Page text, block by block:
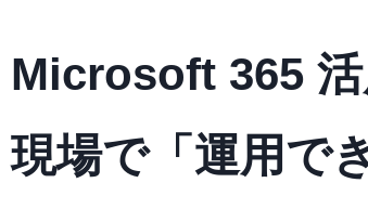
Microsoft 365 活
現場で「運用で